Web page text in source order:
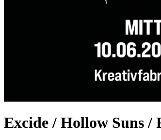
Excide / Hollow Suns /